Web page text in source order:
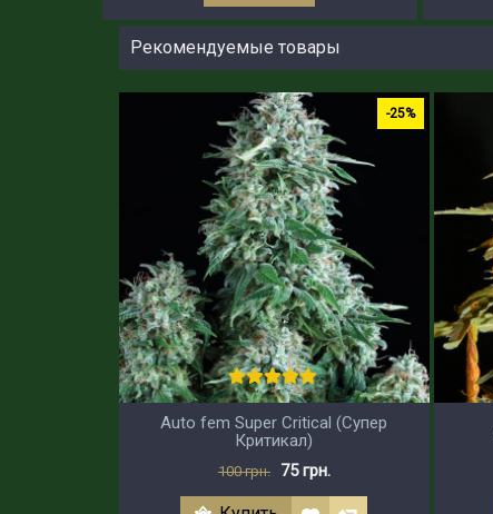
Рекомендуемые товары
-25%
Auto fem Super Critical (Супер
Критикал)
100 грн. 75 грн.